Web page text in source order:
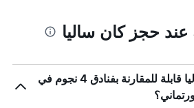
عند حجز كان ساليا
هل الأسعار في كان ساليا قابلة للمقارنة بفنادق 4 نجوم في